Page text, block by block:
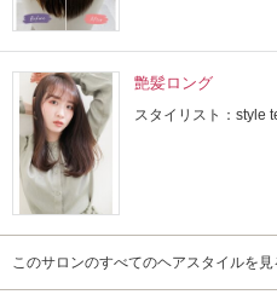
艶髪ロング
スタイリスト：style
このサロンのすべてのヘアスタイルを見